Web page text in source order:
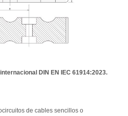
DIN EN IEC 61914:2023.
de cables sencillos o